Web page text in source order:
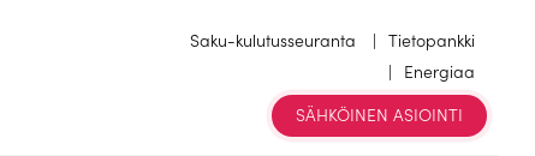
Saku-kulutusseuranta
Tietopankki
Energiaa
SÄHKÖINEN ASIOINTI